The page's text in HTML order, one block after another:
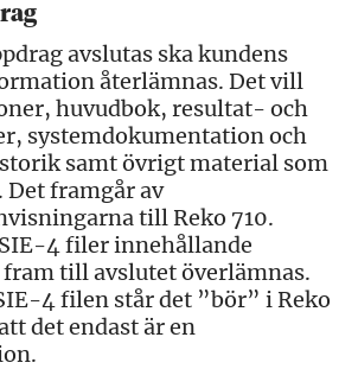
avslutas ska kundens
återlämnas. Det vill
huvudbok, resultat- och
systemdokumentation och
samt övrigt material som
framgår av
till Reko 710.
4 filer innehållande
till avslutet överlämnas.
4 filen står det ”bör” i Reko
det endast är en